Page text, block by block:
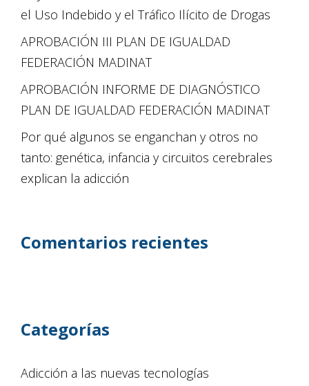
el Uso Indebido y el Tráfico Ilícito de Drogas
APROBACIÓN III PLAN DE IGUALDAD
FEDERACIÓN MADINAT
APROBACIÓN INFORME DE DIAGNÓSTICO
PLAN DE IGUALDAD FEDERACIÓN MADINAT
Por qué algunos se enganchan y otros no
tanto: genética, infancia y circuitos cerebrales
explican la adicción
Comentarios recientes
Categorías
Adicción a las nuevas tecnologías